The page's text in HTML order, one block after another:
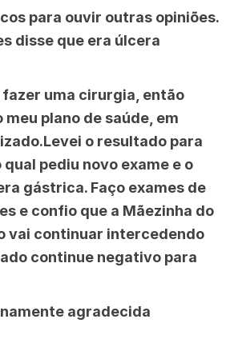
para ouvir outras opiniões.
disse que era úlcera
uma cirurgia, então
plano de saúde, em
o resultado para
pediu novo exame e o
gástrica. Faço exames de
e confio que a Mãezinha do
vai continuar intercedendo
continue negativo para
agradecida